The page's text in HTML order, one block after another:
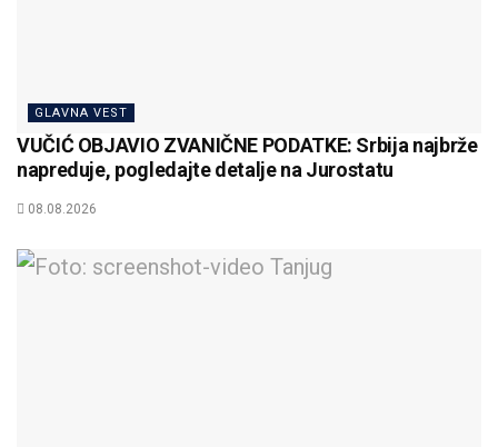
GLAVNA VEST
VUČIĆ OBJAVIO ZVANIČNE PODATKE: Srbija najbrže
napreduje, pogledajte detalje na Jurostatu
08.08.2026